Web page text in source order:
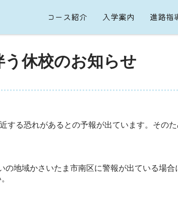
コース紹介 入学案内 進路指
休校のお知らせ
する恐れがあるとの予報が出ています。その
地域かさいたま市南区に警報が出ている場合